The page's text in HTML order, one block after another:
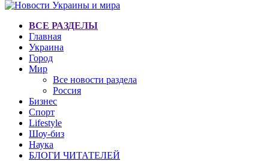
ВСЕ РАЗДЕЛЫ
Главная
Украина
Город
Мир
Все новости раздела
Россия
Бизнес
Спорт
Lifestyle
Шоу-биз
Наука
БЛОГИ ЧИТАТЕЛЕЙ